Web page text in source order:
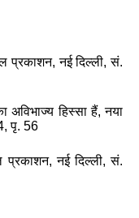
प्रकाशन,नई दिल्‍ली,सं.
अविभाज्य हिस्सा हैं,नया
,पृ. 56
प्रकाशन,नई दिल्‍ली,सं.